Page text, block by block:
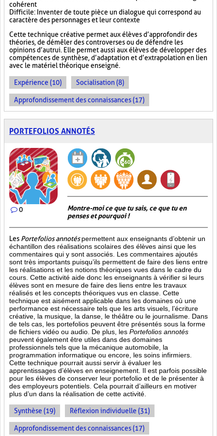
cohérent
Difficile : Inventer de toute pièce un dialogue qui correspond au
caractère des personnages et leur contexte
Cette technique créative permet aux élèves d’approfondir des
théories, de démêler des controverses ou de défendre les
opinions d’autrui. Elle permet aussi aux élèves de développer des
compétences de synthèse, d’adaptation et d’extrapolation en lien
avec le matériel théorique enseigné.
Expérience (10) Socialisation (8)
Approfondissement des connaissances (17)
PORTEFOLIOS ANNOTÉS
0
Montre-moi ce que tu sais, ce que tu en
penses et pourquoi !
Les Portefolios annotés permettent aux enseignants d’obtenir un
échantillon des réalisations scolaires des élèves ainsi que les
commentaires qui y sont associés. Les commentaires ajoutés
sont très importants puisqu’ils permettent de faire des liens entre
les réalisations et les notions théoriques vues dans le cadre du
cours. Cette activité aide donc les enseignants à vérifier si leurs
élèves sont en mesure de faire des liens entre les travaux
réalisés et les concepts théoriques vus en classe. Cette
technique est aisément applicable dans les domaines où une
performance est nécessaire tels que les arts visuels, l’écriture
créative, la musique, la danse, le théâtre ou le journalisme. Dans
de tels cas, les portefolios peuvent être présentés sous la forme
de fichiers vidéo ou audio. De plus, les Portefolios annotés
peuvent également être utiles dans des domaines
professionnels tels que la mécanique automobile, la
programmation informatique ou encore, les soins infirmiers.
Cette technique pourrait aussi servir à évaluer les
apprentissages d’élèves en enseignement. Il est parfois possible
pour les élèves de conserver leur portefolio et de le présenter à
des employeurs potentiels. Cela pourrait d’ailleurs en motiver
plus d’un dans la réalisation de cette activité.
Synthèse (19) Réflexion individuelle (31)
Approfondissement des connaissances (17)